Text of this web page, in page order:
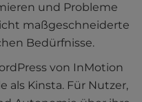
und Probleme
maßgeschneiderte
Bedürfnisse.
von InMotion
als Kinsta. Für Nutzer,